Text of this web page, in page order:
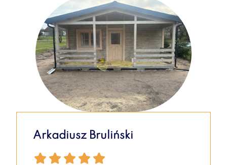
Arkadiusz Bruliński